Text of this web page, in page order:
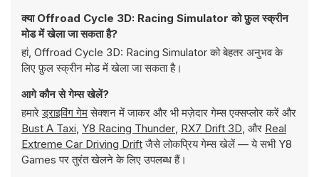
क्या Offroad Cycle 3D: Racing Simulator को फ़ुल स्क्रीन
मोड में खेला जा सकता है?
हां, Offroad Cycle 3D: Racing Simulator को बेहतर अनुभव के
लिए फ़ुल स्क्रीन मोड में खेला जा सकता है।
आगे कौन से गेम्स खेलें?
हमारेड्राइविंग गेमसेक्शन में जाकर और भी मज़ेदार गेम्स एक्सप्लोर करें और
Bust A Taxi, Y8 Racing Thunder, RX7 Drift 3D, और Real
Extreme Car Driving Driftजैसे लोकप्रिय गेम्स खेलें — ये सभी Y8
Games पर तुरंत खेलने के लिए उपलब्ध हैं।